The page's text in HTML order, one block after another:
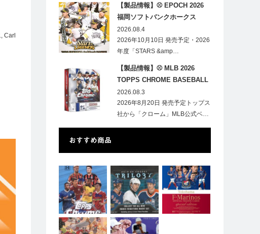
Carl
【製品情報】⚾ EPOCH 2026
福岡ソフトバンクホークス
STARS&LEGENDS ベースボー
ルカード
2026.08.4
2026年10月10日 発売予定・2026
年度「STARS &amp…
【製品情報】⚾ MLB 2026
TOPPS CHROME BASEBALL
LOGOFRACTOR
2026.08.3
2026年8月20日 発売予定トップス
社から「クローム」MLB公式ベ…
おすすめ商品